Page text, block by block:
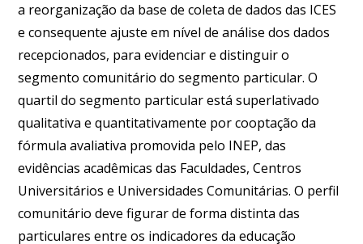
a reorganização da base de coleta de dados das ICES
e consequente ajuste em nível de análise dos dados
recepcionados, para evidenciar e distinguir o
segmento comunitário do segmento particular. O
quartil do segmento particular está superlativado
qualitativa e quantitativamente por cooptação da
fórmula avaliativa promovida pelo INEP, das
evidências acadêmicas das Faculdades, Centros
Universitários e Universidades Comunitárias. O perfil
comunitário deve figurar de forma distinta das
particulares entre os indicadores da educação